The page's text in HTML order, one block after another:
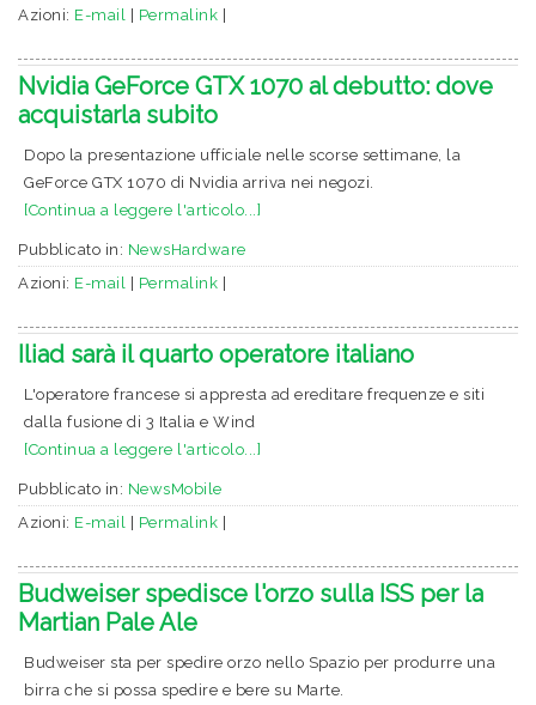
Azioni: E-mail Permalink
Nvidia GeForce GTX 1070 al debutto: dove
acquistarla subito
Dopo la presentazione ufficiale nelle scorse settimane, la
GeForce GTX 1070 di Nvidia arriva nei negozi.
[Continua a leggere l'articolo...]
Pubblicato in: NewsHardware
Azioni: E-mail Permalink
Iliad sarà il quarto operatore italiano
L'operatore francese si appresta ad ereditare frequenze e siti
dalla fusione di 3 Italia e Wind
[Continua a leggere l'articolo...]
Pubblicato in: NewsMobile
Azioni: E-mail Permalink
Budweiser spedisce l'orzo sulla ISS per la
Martian Pale Ale
Budweiser sta per spedire orzo nello Spazio per produrre una
birra che si possa spedire e bere su Marte.